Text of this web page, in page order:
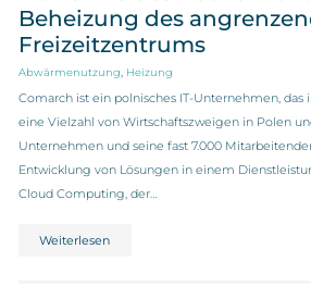
Beheizung des
Freizeitzentrums
Abwärmenutzung, Heizung
Comarch ist ein polnisches IT-Unternehmen, das
eine Vielzahl von Wirtschaftszweigen in Polen
Unternehmen und seine fast 7.000
Entwicklung von Lösungen in einem
Cloud Computing, der…
Weiterlesen